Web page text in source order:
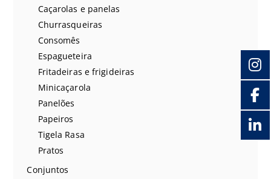
Caçarolas e panelas
Churrasqueiras
Consomês
Espagueteira
Fritadeiras e frigideiras
Minicaçarola
Panelões
Papeiros
Tigela Rasa
Pratos
Conjuntos